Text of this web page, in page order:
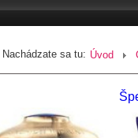
Nachádzate sa tu: Úvod